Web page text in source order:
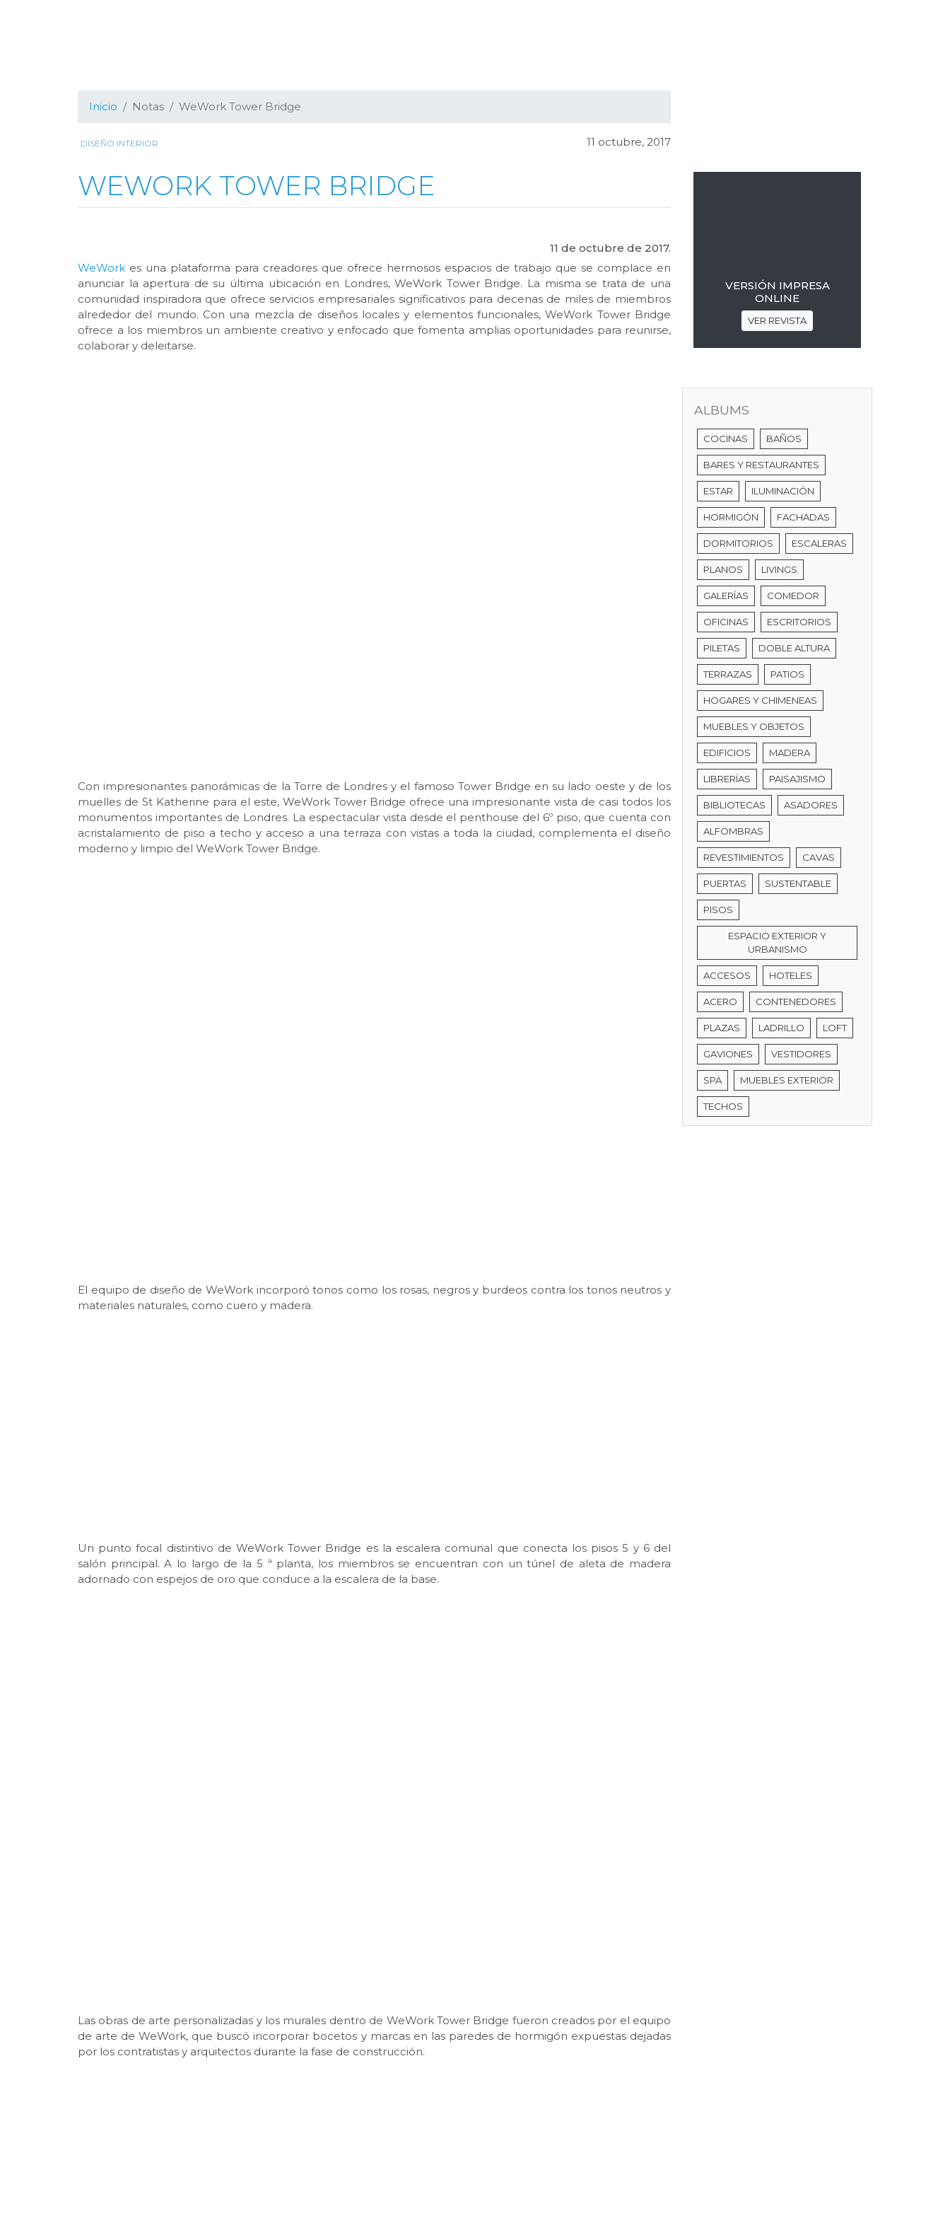
Inicio Notas WeWork Tower Bridge
DISEÑO INTERIOR 11 octubre, 2017
WEWORK TOWER BRIDGE
11 de octubre de 2017.
WeWork es una plataforma para creadores que ofrece hermosos espacios de trabajo que se complace en
anunciar la apertura de su última ubicación en Londres, WeWork Tower Bridge. La misma se trata de una
comunidad inspiradora que ofrece servicios empresariales significativos para decenas de miles de miembros
alrededor del mundo. Con una mezcla de diseños locales y elementos funcionales, WeWork Tower Bridge
ofrece a los miembros un ambiente creativo y enfocado que fomenta amplias oportunidades para reunirse,
colaborar y deleitarse.
Con impresionantes panorámicas de la Torre de Londres y el famoso Tower Bridge en su lado oeste y de los
muelles de St Katherine para el este, WeWork Tower Bridge ofrece una impresionante vista de casi todos los
monumentos importantes de Londres. La espectacular vista desde el penthouse del 6º piso, que cuenta con
acristalamiento de piso a techo y acceso a una terraza con vistas a toda la ciudad, complementa el diseño
moderno y limpio del WeWork Tower Bridge.
El equipo de diseño de WeWork incorporó tonos como los rosas, negros y burdeos contra los tonos neutros y
materiales naturales, como cuero y madera.
Un punto focal distintivo de WeWork Tower Bridge es la escalera comunal que conecta los pisos 5 y 6 del
salón principal. A lo largo de la 5 ª planta, los miembros se encuentran con un túnel de aleta de madera
adornado con espejos de oro que conduce a la escalera de la base.
Las obras de arte personalizadas y los murales dentro de WeWork Tower Bridge fueron creados por el equipo
de arte de WeWork, que buscó incorporar bocetos y marcas en las paredes de hormigón expuestas dejadas
por los contratistas y arquitectos durante la fase de construcción.
VERSIÓN IMPRESA
ONLINE
VER REVISTA
ALBUMS
COCINAS BAÑOS
BARES Y RESTAURANTES
ESTAR ILUMINACIÓN
HORMIGÓN FACHADAS
DORMITORIOS ESCALERAS
PLANOS LIVINGS
GALERÍAS COMEDOR
OFICINAS ESCRITORIOS
PILETAS DOBLE ALTURA
TERRAZAS PATIOS
HOGARES Y CHIMENEAS
MUEBLES Y OBJETOS
EDIFICIOS MADERA
LIBRERÍAS PAISAJISMO
BIBLIOTECAS ASADORES
ALFOMBRAS
REVESTIMIENTOS CAVAS
PUERTAS SUSTENTABLE
PISOS
ESPACIO EXTERIOR Y
URBANISMO
ACCESOS HOTELES
ACERO CONTENEDORES
PLAZAS LADRILLO LOFT
GAVIONES VESTIDORES
SPA MUEBLES EXTERIOR
TECHOS